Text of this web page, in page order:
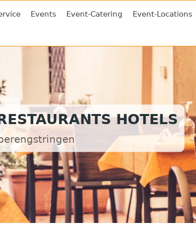
Events Event-Catering Event-Locations
HOTELS